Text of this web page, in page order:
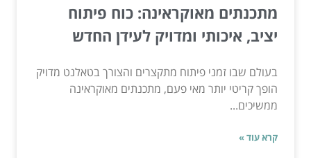
מתכנתים מאוקראינה: כוח פיתוח
יציב, איכותי ומדויק לעידן החדש
בעולם שבו זמני פיתוח מתקצרים והצורך בטאלנט מדויק
הופך קריטי יותר מאי פעם, מתכנתים מאוקראינה
ממשיכים...
קרא עוד »